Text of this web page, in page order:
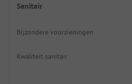
Sanitair
Bijzondere voorzieningen
Kwaliteit sanitair